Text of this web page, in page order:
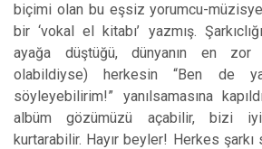
biçimi olan bu eşsiz yorumcu-
bir ‘vokal el kitabı’ yazmış.
ayağa düştüğü, dünyanın en
olabildiyse) herkesin “Ben de
söyleyebilirim!” yanılsamasına
albüm gözümüzü açabilir, bizi
kurtarabilir. Hayır beyler! Herkes